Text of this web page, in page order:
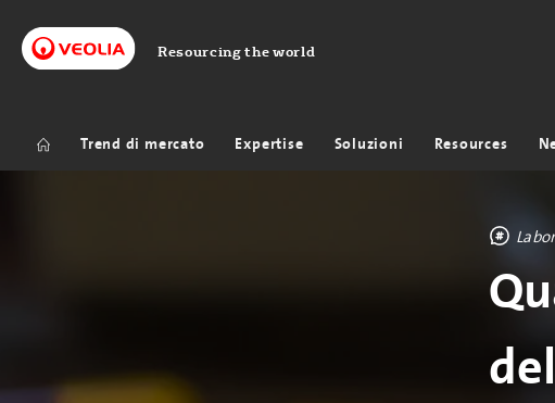
Resourcing the world
Trend di mercato Expertise Soluzioni Resources